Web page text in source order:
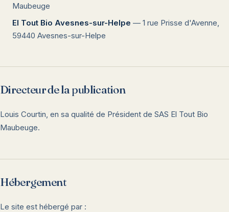
Maubeuge
El Tout Bio Avesnes-sur-Helpe — 1 rue Prisse d'Avenne,
59440 Avesnes-sur-Helpe
Directeur de la publication
Louis Courtin, en sa qualité de Président de SAS El Tout Bio
Maubeuge.
Hébergement
Le site est hébergé par :